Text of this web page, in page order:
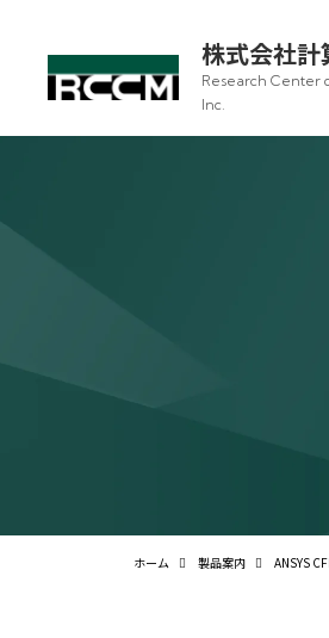
株式会社
Research Center
Inc.
ホーム 製品案内 ANSYS